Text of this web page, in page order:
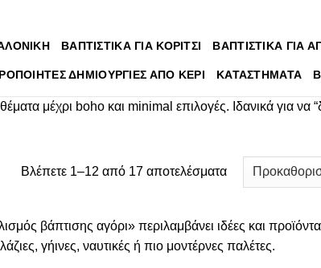
ΒΑΠΤΙΣΤΙΚΑ ΓΙΑ ΚΟΡΙΤΣΙ ΒΑΠΤΙΣΤΙΚΑ ΓΙΑ
ΔΗΜΙΟΥΡΓΙΕΣ ΑΠΟ ΚΕΡΙ ΚΑΤΑΣΤΗΜΑΤΑ
μέχρι boho και minimal επιλογές. Ιδανικά για να
Βλέπετε 1–12 από 17 αποτελέσματα
βάπτισης αγόρι» περιλαμβάνει ιδέες και
γήινες, ναυτικές ή πιο μοντέρνες παλέτες.